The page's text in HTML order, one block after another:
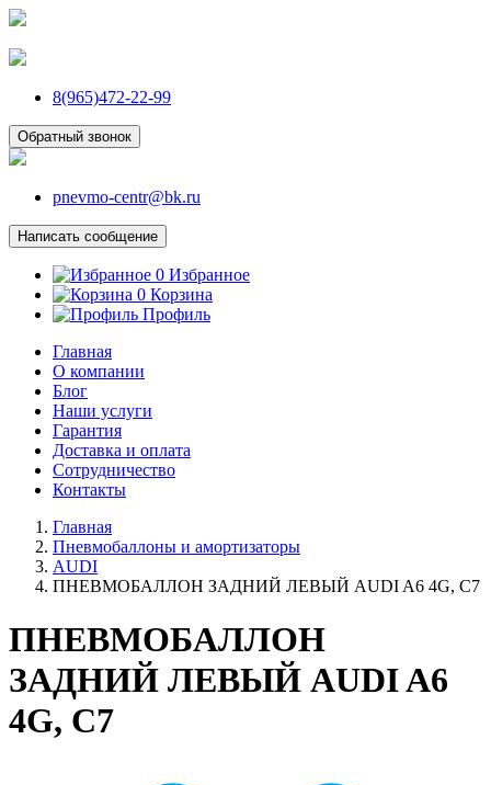
8(965)472-22-99
Обратный звонок
pnevmo-centr@bk.ru
Написать сообщение
0 Избранное
0 Корзина
Профиль
Главная
О компании
Блог
Наши услуги
Гарантия
Доставка и оплата
Сотрудничество
Контакты
Главная
Пневмобаллоны и амортизаторы
AUDI
ПНЕВМОБАЛЛОН ЗАДНИЙ ЛЕВЫЙ AUDI A6 4G, C7
ПНЕВМОБАЛЛОН
ЗАДНИЙ ЛЕВЫЙ AUDI A6
4G, C7